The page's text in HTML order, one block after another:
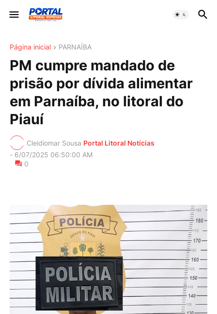
Página inicial PARNAÍBA
PM cumpre mandado de
prisão por dívida alimentar
em Parnaíba, no litoral do
Piauí
Cleidiomar Sousa Portal Litoral Notícias
- 6/07/2025 06:50:00 AM
0